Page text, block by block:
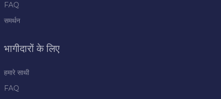
FAQ
समर्थन
भागीदारों के लिए
हमारे साथी
FAQ